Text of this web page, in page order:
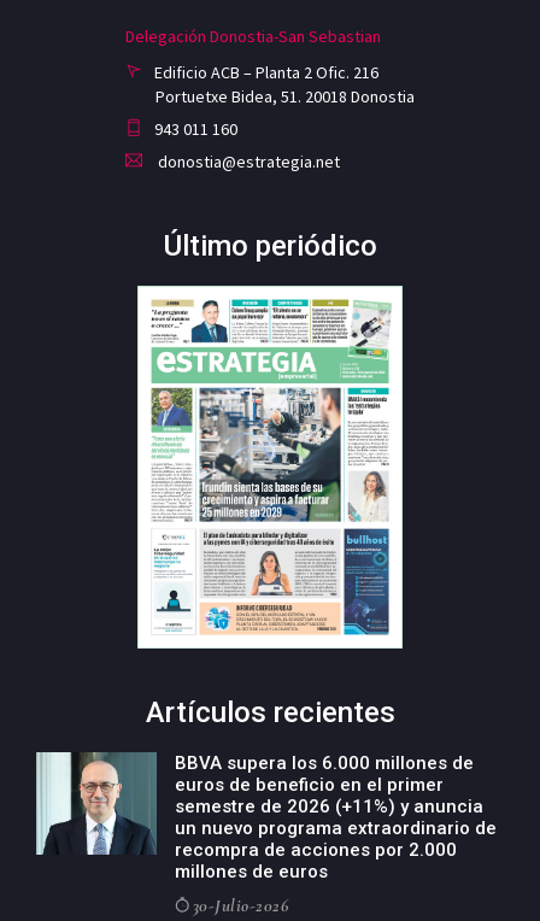
Delegación Donostia-San Sebastian
Edificio ACB – Planta 2 Ofic. 216
Portuetxe Bidea, 51. 20018 Donostia
943 011 160
donostia@estrategia.net
Último periódico
Artículos recientes
BBVA supera los 6.000 millones de
euros de beneficio en el primer
semestre de 2026 (+11%) y anuncia
un nuevo programa extraordinario de
recompra de acciones por 2.000
millones de euros
30-Julio-2026